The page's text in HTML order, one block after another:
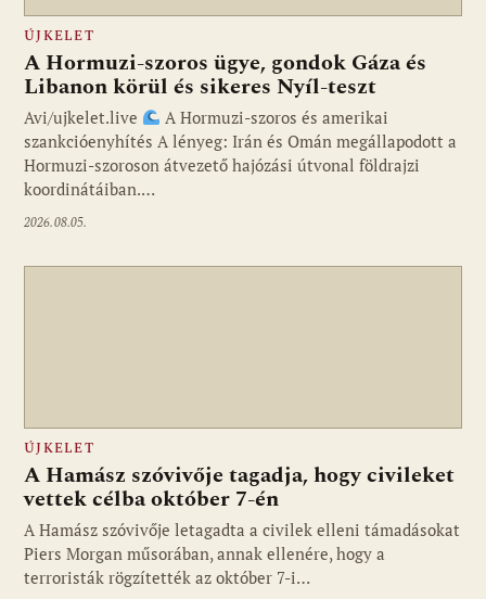
ÚJKELET
A Hormuzi-szoros ügye, gondok Gáza és
Libanon körül és sikeres Nyíl-teszt
Avi/ujkelet.live
A Hormuzi-szoros és amerikai
szankcióenyhítés A lényeg: Irán és Omán megállapodott a
Hormuzi-szoroson átvezető hajózási útvonal földrajzi
koordinátáiban.…
2026.08.05.
ÚJKELET
A Hamász szóvivője tagadja, hogy civileket
vettek célba október 7-én
A Hamász szóvivője letagadta a civilek elleni támadásokat
Piers Morgan műsorában, annak ellenére, hogy a
terroristák rögzítették az október 7-i…